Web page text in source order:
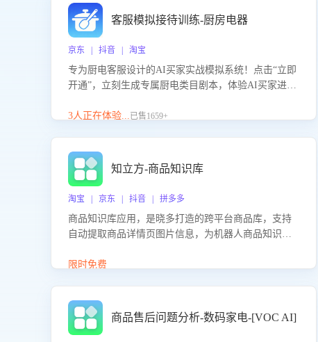
客服模拟接待训练-厨房电器
京东 | 抖音 | 淘宝
专为厨电客服设计的AI买家实战模拟系统！点击“立即
开通”，立刻生成专属厨电类目剧本，体验AI买家进线
能咨询”等真实场景应对技巧！
3人正在体验...已售1659+
知立方-商品知识库
淘宝 | 京东 | 抖音 | 拼多多
商品知识库应用，是晓多打造的跨平台商品库，支持
自动提取商品详情页图片信息，为机器人商品知识问
商品知识。
限时免费
商品售后问题分析-数码家电-[VOC AI]